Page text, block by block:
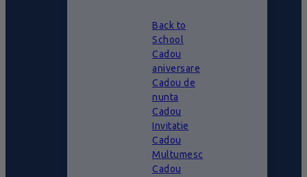
Back to
School
Cadou
aniversare
Cadou de
nunta
Cadou
Invitatie
Cadou
Multumesc
Cadou